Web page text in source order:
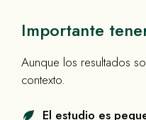
Importante
Aunque los resultados
contexto.
El estudio es